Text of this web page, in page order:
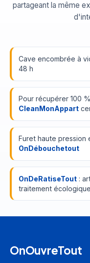
partageant la même
Cave encombrée à
48 h
Pour récupérer 100
CleanMonAppart
Furet haute pression
OnDébouchetout
OnDeRatiseTout:
traitement écologique
OnOuvreTout